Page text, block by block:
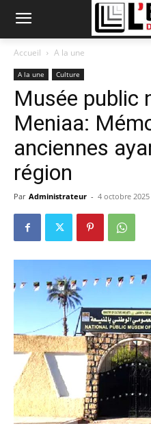
Accueil A la une
A la une Culture
Musée public
Meniaa:
anciennes
région
Par Administrateur - 4 octobre 2025